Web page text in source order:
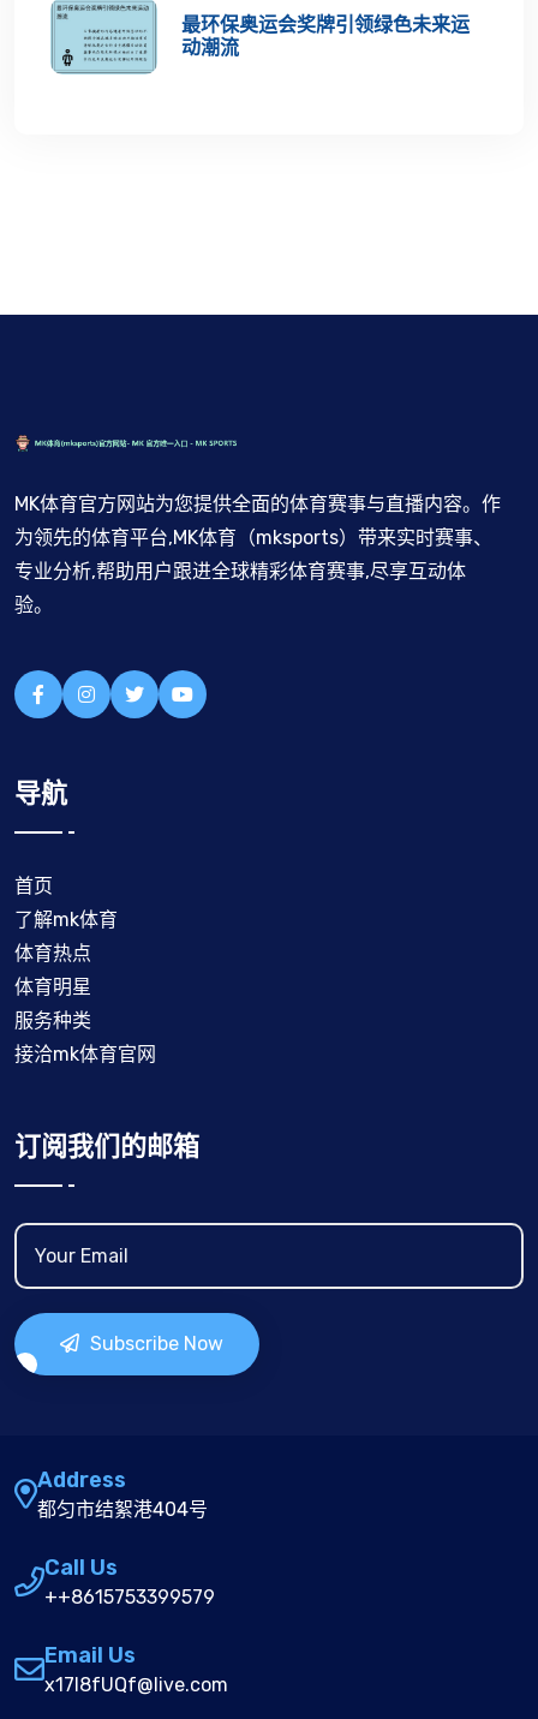
最环保奥运会奖牌引领绿色未来运
动潮流
MK体育官方网站为您提供全面的体育赛事与直播内容。作
为领先的体育平台,MK体育（mksports）带来实时赛事、
专业分析,帮助用户跟进全球精彩体育赛事,尽享互动体
验。
导航
首页
了解mk体育
体育热点
体育明星
服务种类
接洽mk体育官网
订阅我们的邮箱
Subscribe Now
Address
都匀市结絮港404号
Call Us
++8615753399579
Email Us
x17I8fUQf@live.com